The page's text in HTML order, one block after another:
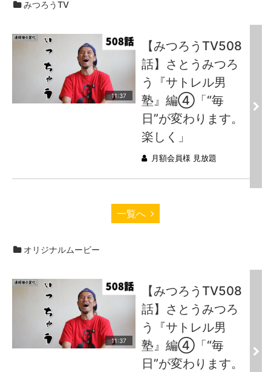
みつろうTV
11:37
【みつろうTV508
話】さとうみつろ
う『サトレル男
塾』編④「“毎
日”が変わります。
楽しく」
月額会員様 見放題
一覧へ
オリジナルムービー
11:37
【みつろうTV508
話】さとうみつろ
う『サトレル男
塾』編④「“毎
日”が変わります。